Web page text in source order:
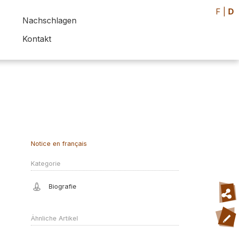
Nachschlagen
Kontakt
F D
Notice en français
Kategorie
Biografie
Ähnliche Artikel